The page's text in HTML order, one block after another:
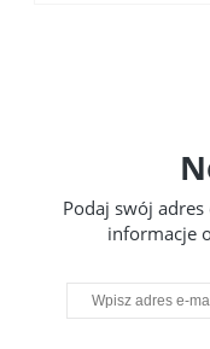
Podaj swój
informacje